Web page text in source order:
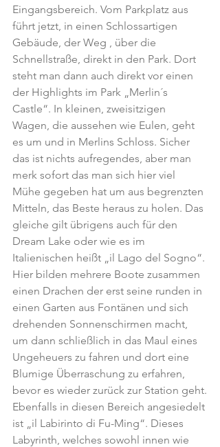
Eingangsbereich. Vom Parkplatz aus
führt jetzt, in einen Schlossartigen
Gebäude, der Weg , über die
Schnellstraße, direkt in den Park. Dort
steht man dann auch direkt vor einen
der Highlights im Park „Merlin´s
Castle“. In kleinen, zweisitzigen
Wagen, die aussehen wie Eulen, geht
es um und in Merlins Schloss. Sicher
das ist nichts aufregendes, aber man
merk sofort das man sich hier viel
Mühe gegeben hat um aus begrenzten
Mitteln, das Beste heraus zu holen. Das
gleiche gilt übrigens auch für den
Dream Lake oder wie es im
Italienischen heißt „il Lago del Sogno“.
Hier bilden mehrere Boote zusammen
einen Drachen der erst seine runden in
einen Garten aus Fontänen und sich
drehenden Sonnenschirmen macht,
um dann schließlich in das Maul eines
Ungeheuers zu fahren und dort eine
Blumige Überraschung zu erfahren,
bevor es wieder zurück zur Station geht.
Ebenfalls in diesen Bereich angesiedelt
ist „il Labirinto di Fu-Ming“. Dieses
Labyrinth, welches sowohl innen wie